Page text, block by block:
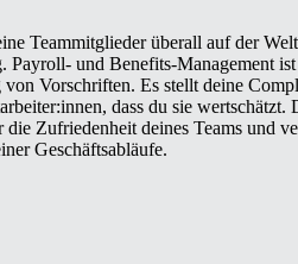
Teammitglieder überall auf der
Payroll- und Benefits-Management
Vorschriften. Es stellt deine
dass du sie wertschätzt.
die Zufriedenheit deines Teams und
Geschäftsabläufe.